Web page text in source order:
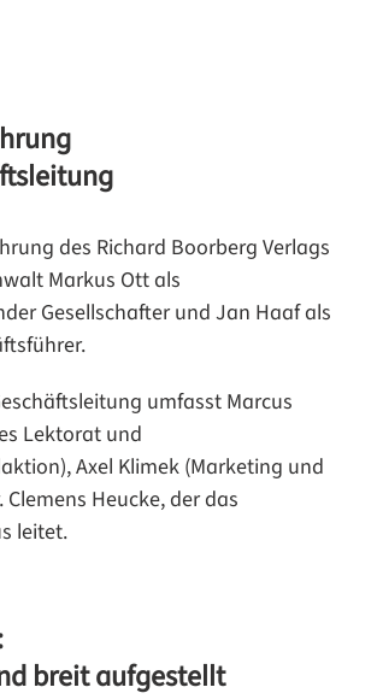
des Richard Boorberg Verlags
Markus Ott als
Gesellschafter und Jan Haaf als
umfasst Marcus
Lektorat und
Axel Klimek (Marketing und
Clemens Heucke, der das
leitet.
breit aufgestellt